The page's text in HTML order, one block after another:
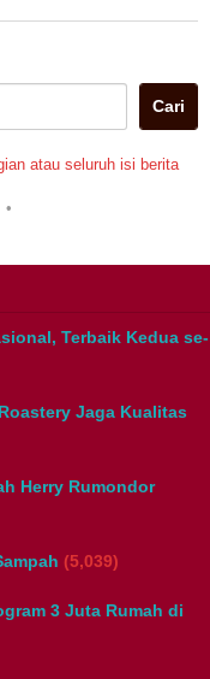
Cari
atau seluruh isi berita
Terbaik Kedua se-
Jaga Kualitas
Herry Rumondor
(5,039)
3 Juta Rumah di